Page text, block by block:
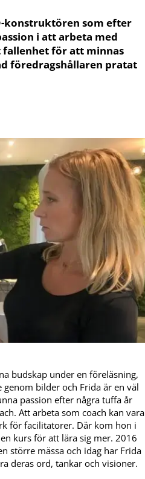
konstruktören som efter
i att arbeta med
fallenhet för att minnas
föredragshållaren pratat
budskap under en föreläsning,
bilder och Frida är en väl
passion efter några tuffa år
Att arbeta som coach kan vara
för facilitatorer. Där kom hon i
kurs för att lära sig mer. 2016
större mässa och idag har Frida
deras ord, tankar och visioner.